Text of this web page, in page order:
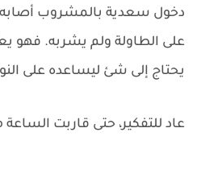
دخول سعدية بالمشروب
على الطاولة ولم يشربه. فهو
يحتاج إلى شئ ليساعده على
عاد للتفكير، حتى قاربت الساعة